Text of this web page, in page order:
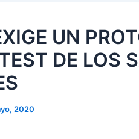
UN
DE LOS
2020